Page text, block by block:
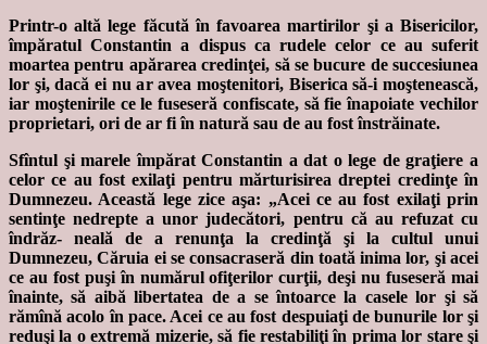
Printr-o altă lege făcută în favoarea martirilor şi a Bisericilor,
împăratul Constantin a dispus ca rudele celor ce au suferit
moartea pentru apărarea credinţei, să se bucure de succesiunea
lor şi, dacă ei nu ar avea moştenitori, Biserica să-i moştenească,
iar moştenirile ce le fuseseră confiscate, să fie înapoiate vechilor
proprietari, ori de ar fi în natură sau de au fost înstrăinate.
Sfîntul şi marele împărat Constantin a dat o lege de graţiere a
celor ce au fost exilaţi pentru mărturisirea dreptei credinţe în
Dumnezeu. Această lege zice aşa: „Acei ce au fost exilaţi prin
sentinţe nedrepte a unor judecători, pentru că au refuzat cu
îndrăz- neală de a renunţa la credinţă şi la cultul unui
Dumnezeu, Căruia ei se consacraseră din toată inima lor, şi acei
ce au fost puşi în numărul ofiţerilor curţii, deşi nu fuseseră mai
înainte, să aibă libertatea de a se întoarce la casele lor şi să
rămînă acolo în pace. Acei ce au fost despuiaţi de bunurile lor şi
reduşi la o extremă mizerie, să fie restabiliţi în prima lor stare şi